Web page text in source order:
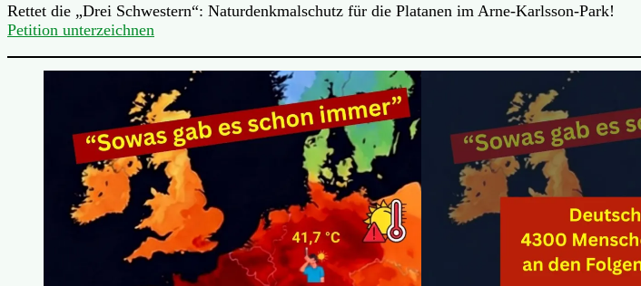
Rettet die „Drei Schwestern“: Naturdenkmalschutz für die Platanen im Arne-Karlsson-Park!
Petition unterzeichnen